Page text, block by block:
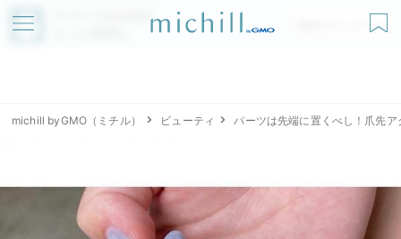
アプリでmichillが
無料ダウンロード
michill byGMO（ミチル） ビューティ パーツは先端に置くべし！爪先